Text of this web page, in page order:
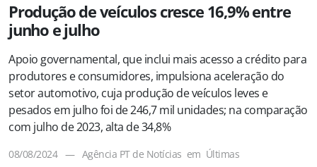
Produção de veículos cresce 16,9% entre
junho e julho
Apoio governamental, que inclui mais acesso a crédito para
produtores e consumidores, impulsiona aceleração do
setor automotivo, cuja produção de veículos leves e
pesados em julho foi de 246,7 mil unidades; na comparação
com julho de 2023, alta de 34,8%
08/08/2024 — Agência PT de Notícias em Últimas